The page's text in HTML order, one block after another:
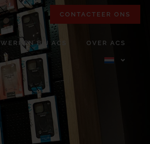
CONTACTEER ONS
WERKEN BIJ ACS OVER ACS